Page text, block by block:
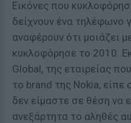
Εικόνες που
δείχνουν ένα τηλέφωνο
αναφέρουν ότι μοιάζει
κυκλοφόρησε το 2010.
Global, της εταιρείας
το brand της Nokia, είπε
δεν είμαστε σε θέση να
ανεξάρτητα το αληθές